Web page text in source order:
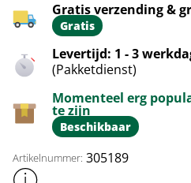
Gratis verzending &
Gratis
Levertijd: 1 - 3
(Pakketdienst)
Momenteel erg
te zijn
Beschikbaar
Artikelnummer: 305189
Toon meer productinformatie